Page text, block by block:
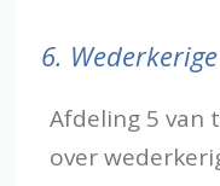
6.
Afdeling 5 van
over